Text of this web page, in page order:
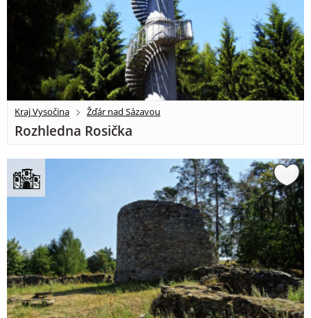
Kraj Vysočina Žďár nad Sázavou
Rozhledna Rosička